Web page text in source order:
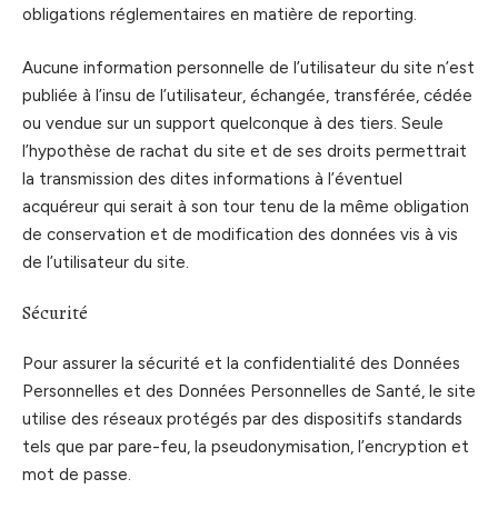
obligations réglementaires en matière de reporting.
Aucune information personnelle de l’utilisateur du site n’est
publiée à l’insu de l’utilisateur, échangée, transférée, cédée
ou vendue sur un support quelconque à des tiers. Seule
l’hypothèse de rachat du site et de ses droits permettrait
la transmission des dites informations à l’éventuel
acquéreur qui serait à son tour tenu de la même obligation
de conservation et de modification des données vis à vis
de l’utilisateur du site.
Sécurité
Pour assurer la sécurité et la confidentialité des Données
Personnelles et des Données Personnelles de Santé, le site
utilise des réseaux protégés par des dispositifs standards
tels que par pare-feu, la pseudonymisation, l’encryption et
mot de passe.